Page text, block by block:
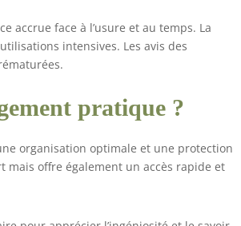
accrue face à l’usure et au temps. La
intensives. Les avis des
pratique ?
organisation optimale et une protection
mais offre également un accès rapide et